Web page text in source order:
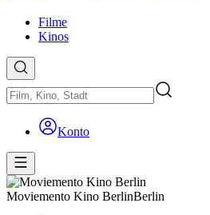
Filme
Kinos
Konto
Moviemento Kino BerlinBerlin